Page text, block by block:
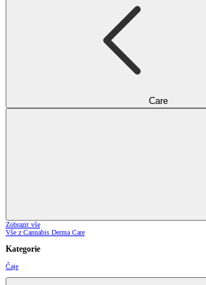
Care
Zobrazit vše
Vše z Cannabis Derma Care
Kategorie
Čaje